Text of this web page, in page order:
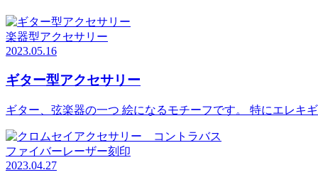
楽器型アクセサリー
2023.05.16
ギター型アクセサリー
ギター、弦楽器の一つ 絵になるモチーフです。 特にエレキ
ファイバーレーザー刻印
2023.04.27